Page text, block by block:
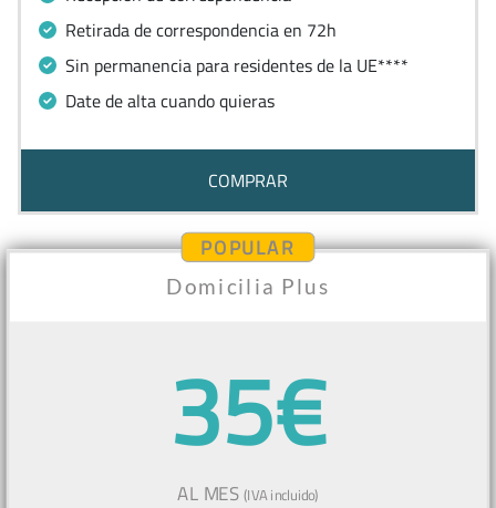
Retirada de correspondencia en 72h
Sin permanencia para residentes de la UE****
Date de alta cuando quieras
COMPRAR
POPULAR
Domicilia Plus
35€
AL MES(IVA incluido)